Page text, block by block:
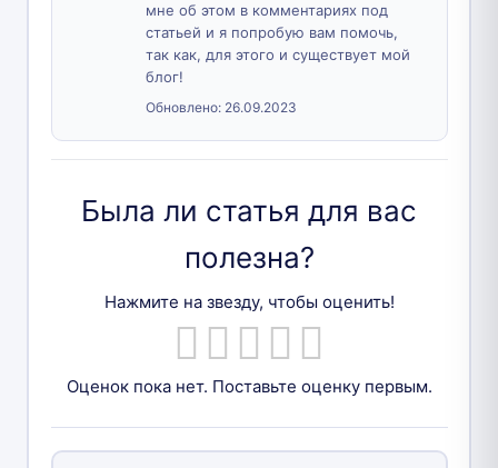
мне об этом в комментариях под
статьей и я попробую вам помочь,
так как, для этого и существует мой
блог!
Обновлено: 26.09.2023
Была ли статья для вас
полезна?
Нажмите на звезду, чтобы оценить!
Оценок пока нет. Поставьте оценку первым.